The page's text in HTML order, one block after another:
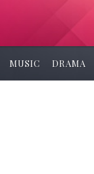
MUSIC DRAMA